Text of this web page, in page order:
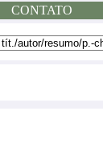
CONTATO